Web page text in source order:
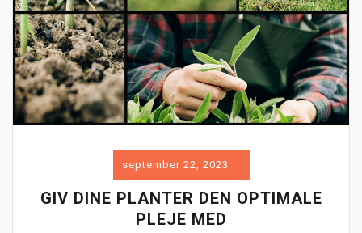
september 22, 2023
GIV DINE PLANTER DEN OPTIMALE
PLEJE MED